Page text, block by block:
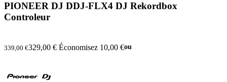
PIONEER DJ DDJ-FLX4 DJ Rekordbox
Controleur
339,00 €329,00 € Économisez 10,00 €ou